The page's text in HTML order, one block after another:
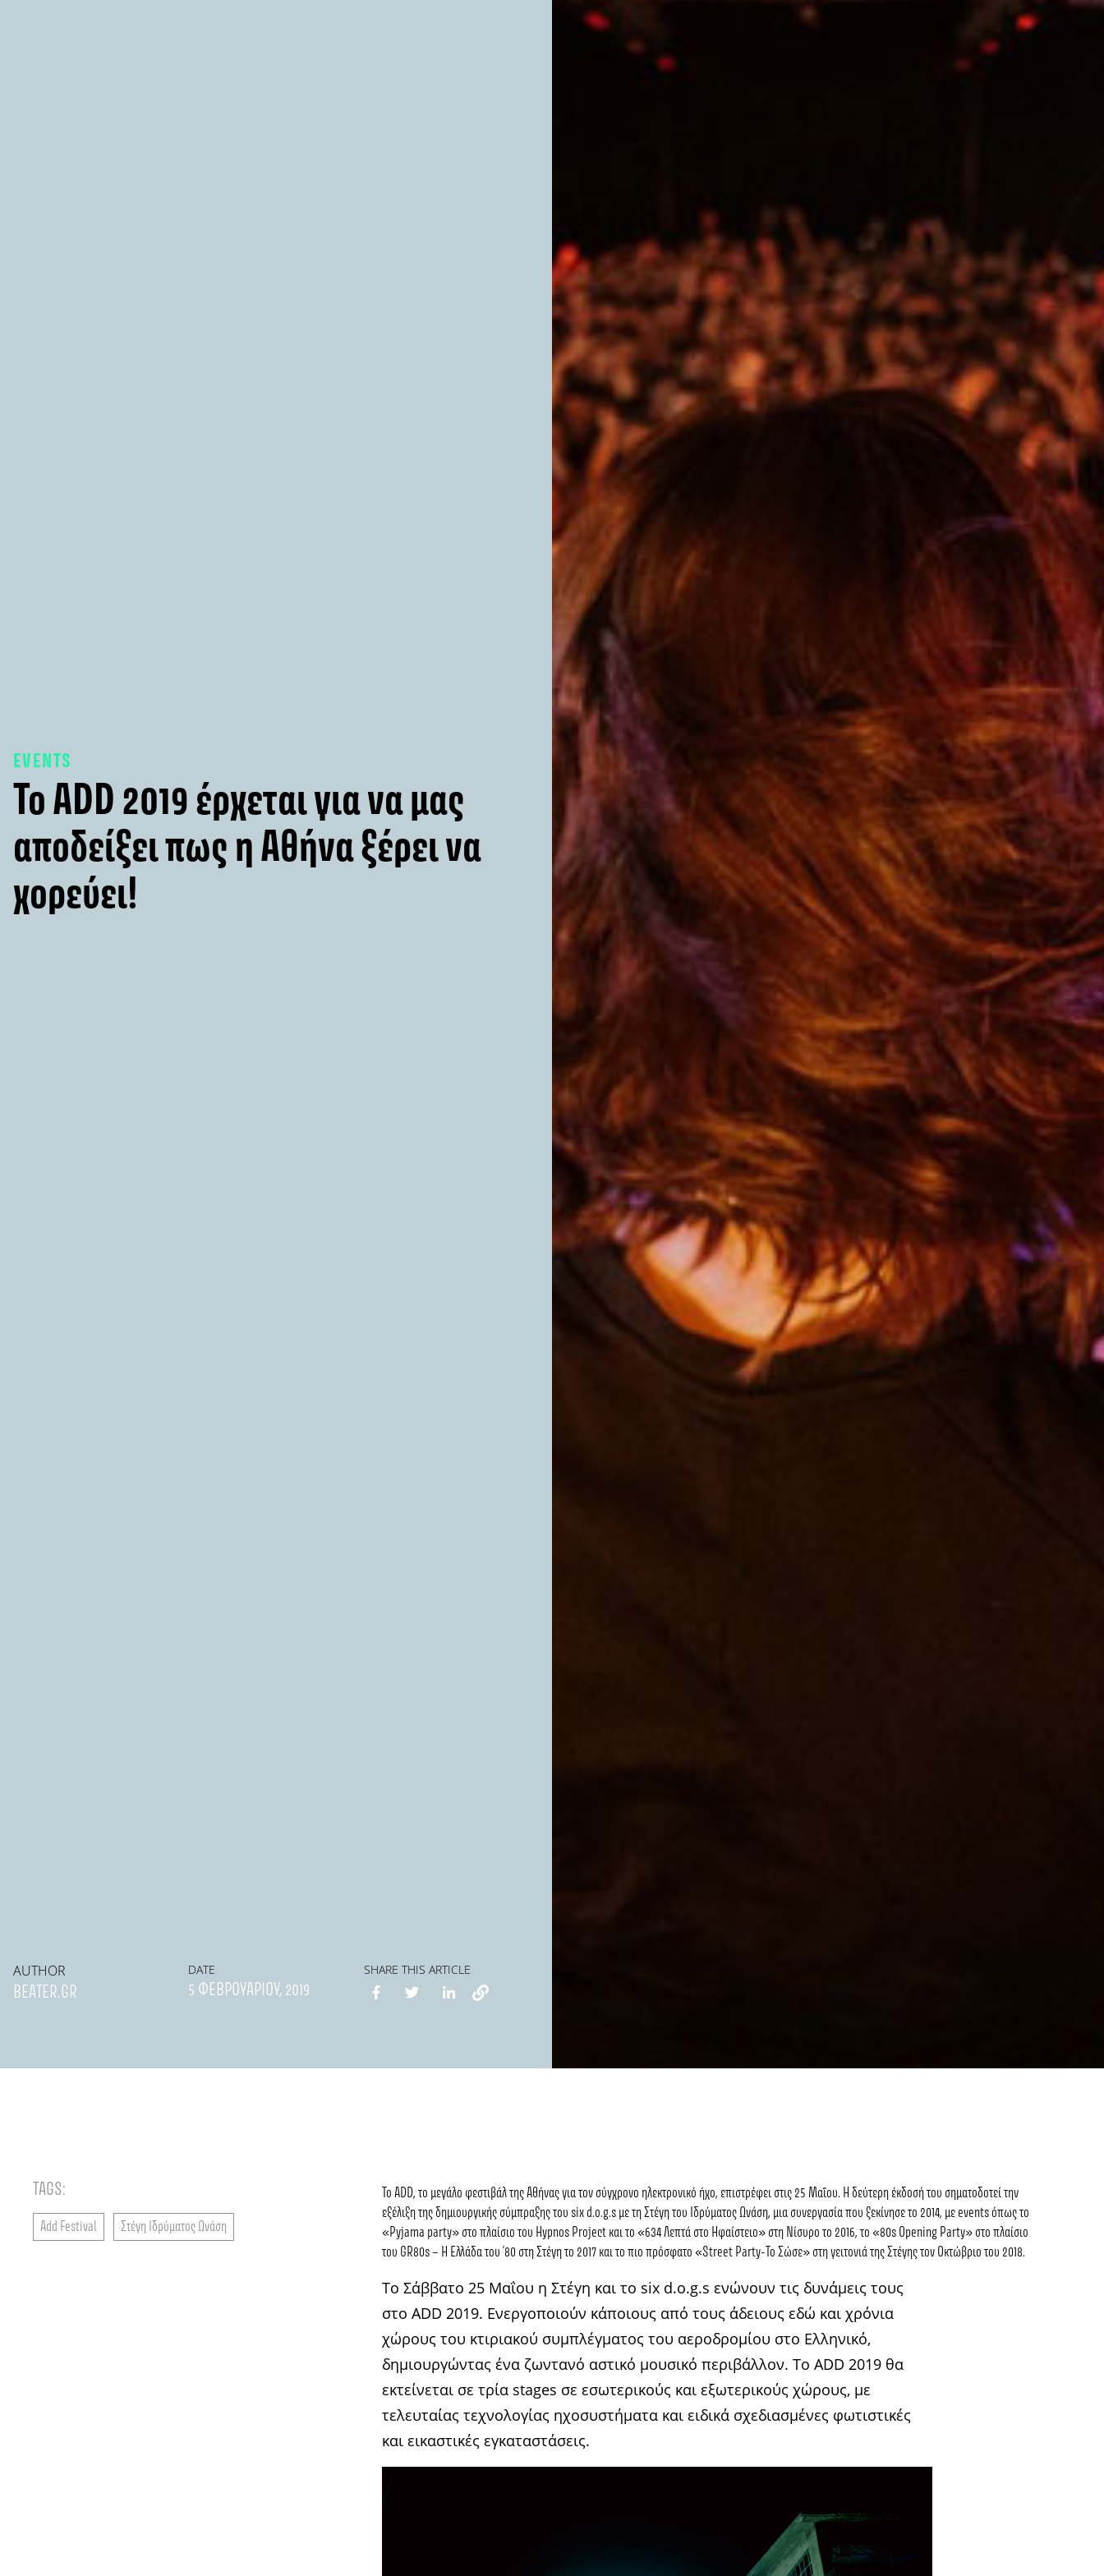
EVENTS
To ADD 2019 έρχεται για να μας
αποδείξει πως η Αθήνα ξέρει να
χορεύει!
AUTHOR
BEATER.GR
DATE
5 ΦΕΒΡΟΥΑΡΊΟΥ, 2019
SHARE THIS ARTICLE
TAGS:
Add Festival Στέγη Ιδρύματος Ωνάση
ΤοADD, το μεγάλο φεστιβάλ της Αθήνας για τον σύγχρονο ηλεκτρονικό ήχο, επιστρέφει στις 25 Μαΐου. Η δεύτερη έκδοσή του σηματοδοτεί την
εξέλιξη της δημιουργικής σύμπραξης του six d.o.g.s με τηΣτέγη του Ιδρύματος Ωνάση, μια συνεργασία που ξεκίνησε το 2014, με events όπως το
«Pyjama party» στο πλαίσιο του Hypnos Project και το «634 Λεπτά στο Ηφαίστειο» στη Νίσυρο το 2016, το «80s Opening Party» στο πλαίσιο
του GR80s – Η Ελλάδα του ’80 στη Στέγητο 2017 και το πιο πρόσφατο «Street Party-Το Σώσε» στη γειτονιά της Στέγης τον Οκτώβριο του 2018.
Το Σάββατο 25 Μαΐου η Στέγη και το six d.o.g.s ενώνουν τις δυνάμεις τους
στο ADD 2019. Ενεργοποιούν κάποιους από τους άδειους εδώ και χρόνια
χώρους του κτιριακού συμπλέγματος του αεροδρομίου στο Ελληνικό,
δημιουργώντας ένα ζωντανό αστικό μουσικό περιβάλλον. Το ADD 2019 θα
εκτείνεται σε τρία stages σε εσωτερικούς και εξωτερικούς χώρους, με
τελευταίας τεχνολογίας ηχοσυστήματα και ειδικά σχεδιασμένες φωτιστικές
και εικαστικές εγκαταστάσεις.